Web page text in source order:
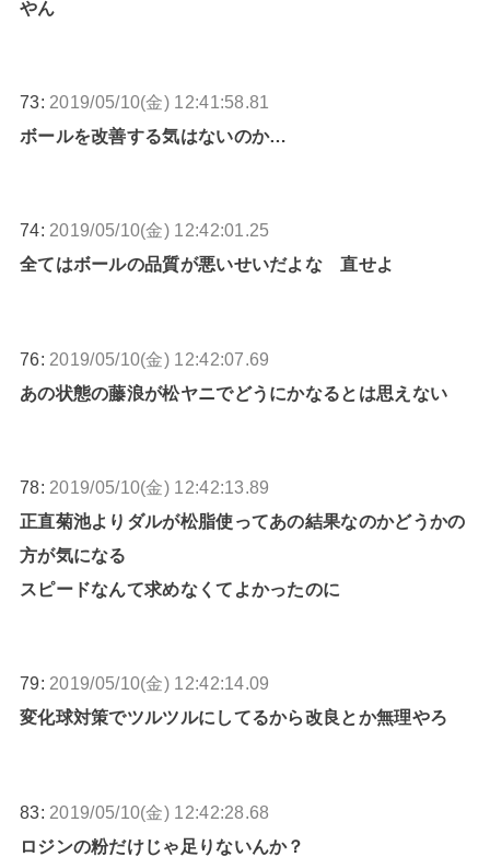
やん
73: 2019/05/10(金) 12:41:58.81
ボールを改善する気はないのか…
74: 2019/05/10(金) 12:42:01.25
全てはボールの品質が悪いせいだよな 直せよ
76: 2019/05/10(金) 12:42:07.69
あの状態の藤浪が松ヤニでどうにかなるとは思えない
78: 2019/05/10(金) 12:42:13.89
正直菊池よりダルが松脂使ってあの結果なのかどうかの
方が気になる
スピードなんて求めなくてよかったのに
79: 2019/05/10(金) 12:42:14.09
変化球対策でツルツルにしてるから改良とか無理やろ
83: 2019/05/10(金) 12:42:28.68
ロジンの粉だけじゃ足りないんか？